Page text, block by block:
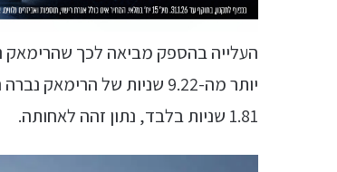
1.81 שניות בלבד, נתון זהה לאחותה.